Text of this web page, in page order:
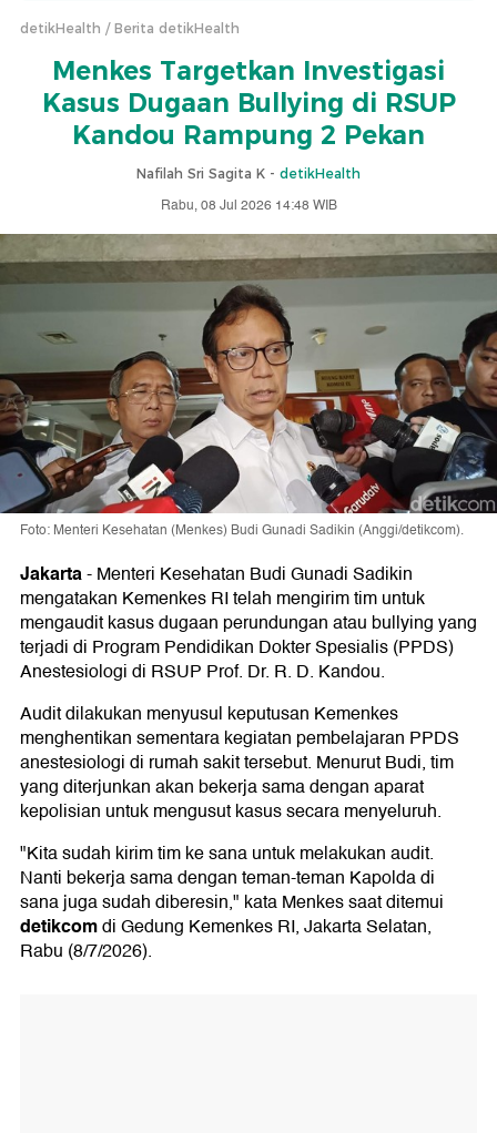
detikHealth Berita detikHealth
Menkes Targetkan Investigasi
Kasus Dugaan Bullying di RSUP
Kandou Rampung 2 Pekan
Nafilah Sri Sagita K - detikHealth
Rabu, 08 Jul 2026 14:48 WIB
Foto: Menteri Kesehatan (Menkes) Budi Gunadi Sadikin (Anggi/detikcom).
Jakarta-Menteri Kesehatan Budi Gunadi Sadikin
mengatakan Kemenkes RI telah mengirim tim untuk
mengaudit kasus dugaan perundungan atau bullying yang
terjadi di Program Pendidikan Dokter Spesialis (PPDS)
Anestesiologi di RSUP Prof. Dr. R. D. Kandou.
Audit dilakukan menyusul keputusan Kemenkes
menghentikan sementara kegiatan pembelajaran PPDS
anestesiologi di rumah sakit tersebut. Menurut Budi, tim
yang diterjunkan akan bekerja sama dengan aparat
kepolisian untuk mengusut kasus secara menyeluruh.
"Kita sudah kirim tim ke sana untuk melakukan audit.
Nanti bekerja sama dengan teman-teman Kapolda di
sana juga sudah diberesin," kata Menkes saat ditemui
detikcomdi Gedung Kemenkes RI, Jakarta Selatan,
Rabu (8/7/2026).